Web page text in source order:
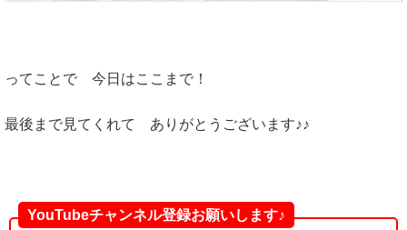
ってことで 今日はここまで！
最後まで見てくれて ありがとうございます♪♪
YouTubeチャンネル登録お願いします♪